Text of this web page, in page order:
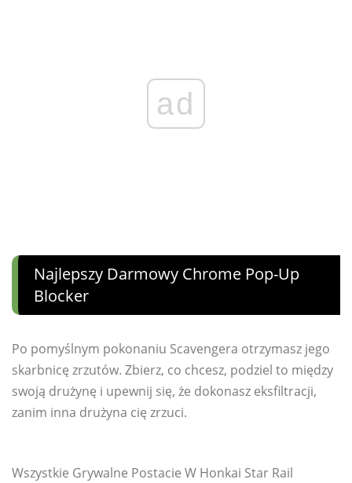
ad
Najlepszy Darmowy Chrome Pop-Up
Blocker
Po pomyślnym pokonaniu Scavengera otrzymasz jego
skarbnicę zrzutów. Zbierz, co chcesz, podziel to między
swoją drużynę i upewnij się, że dokonasz eksfiltracji,
zanim inna drużyna cię zrzuci.
Wszystkie Grywalne Postacie W Honkai Star Rail